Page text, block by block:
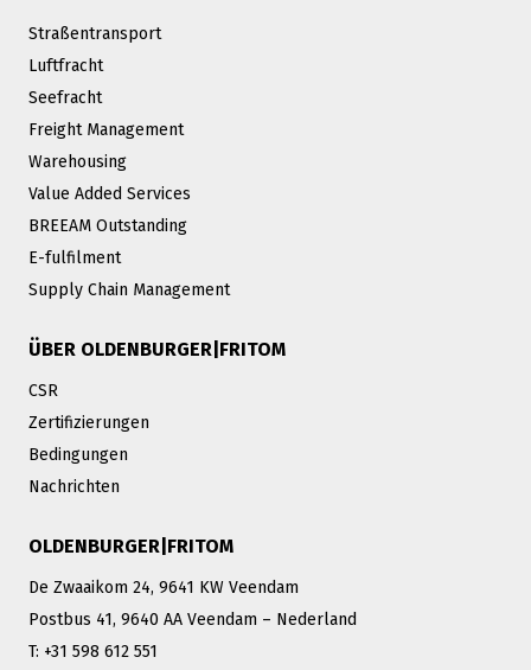
Straßentransport
Luftfracht
Seefracht
Freight Management
Warehousing
Value Added Services
BREEAM Outstanding
E-fulfilment
Supply Chain Management
ÜBER OLDENBURGER|FRITOM
CSR
Zertifizierungen
Bedingungen
Nachrichten
OLDENBURGER|FRITOM
De Zwaaikom 24, 9641 KW Veendam
Postbus 41, 9640 AA Veendam – Nederland
T: +31 598 612 551